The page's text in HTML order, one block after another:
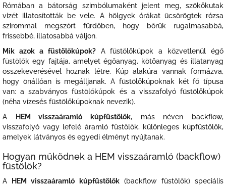
Rómában a bátorság szimbólumaként jelent meg, szökőkutak
vizét illatosították be vele. A hölgyek órákat ücsörögtek rózsa
szirommal megszórt fürdőben, hogy bőrük rugalmasabbá,
frissebbé, illatosabbá váljon.
Mik azok a füstölőkúpok?A füstölőkúpok a közvetlenül égő
füstölők egy fajtája, amelyet égőanyag, kötőanyag és illatanyag
összekeverésével hoznak létre. Kúp alakúra vannak formázva,
hogy önállóan is megálljanak. A füstölőkúpoknak két fő típusa
van: a szabványos füstölőkúpok és a visszafolyó füstölőkúpok
(néha vízesés füstölőkúpoknak nevezik).
A
HEM visszaáramló kúpfüstölők, más néven backflow,
visszafolyó vagy lefelé áramló füstölők, különleges kúpfüstölők,
amelyek látványos és egyedi élményt nyújtanak.
Hogyan működnek a HEM visszaáramló (backflow)
füstölők?
A HEM visszaáramló kúpfüstölők(backflow füstölők) speciális